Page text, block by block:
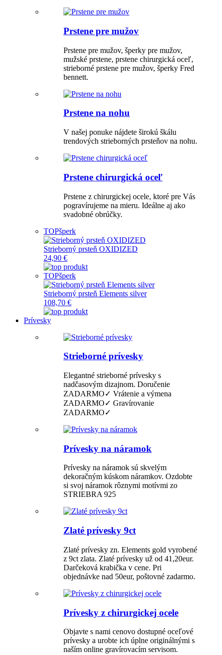
Prstene pre mužov
Prstene pre mužov, šperky pre mužov,
mužské prstene, prstene chirurgická oceľ,
strieborné prstene pre mužov, šperky Fred
bennett.
Prstene na nohu
V našej ponuke nájdete širokú škálu
trendových strieborných prsteňov na nohu.
Prstene chirurgická oceľ
Prstene z chirurgickej ocele, ktoré pre Vás
pogravírujeme na mieru. Ideálne aj ako
svadobné obrúčky.
TOPšperk
Strieborný prsteň OXIDIZED
24,90 €
TOPšperk
Strieborný prsteň Elements silver
108,70 €
Prívesky
Strieborné prívesky
Elegantné strieborné prívesky s
nadčasovým dizajnom. Doručenie
ZADARMO✓ Vrátenie a výmena
ZADARMO✓ Gravírovanie
ZADARMO✓
Prívesky na náramok
Prívesky na náramok sú skvelým
dekoračným kúskom náramkov. Ozdobte
si svoj náramok rôznymi motívmi zo
STRIEBRA 925
Zlaté prívesky 9ct
Zlaté prívesky zn. Elements gold vyrobené
z 9ct zlata. Zlaté prívesky už od 41,20eur.
Darčeková krabička v cene. Pri
objednávke nad 50eur, poštovné zadarmo.
Prívesky z chirurgickej ocele
Objavte s nami cenovo dostupné oceľové
prívesky a urobte ich úplne originálnými s
naším online gravírovacím servisom.